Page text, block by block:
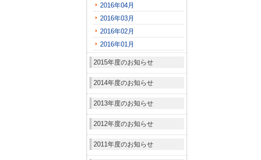
2016年04月
2016年03月
2016年02月
2016年01月
2015年度のお知らせ
2014年度のお知らせ
2013年度のお知らせ
2012年度のお知らせ
2011年度のお知らせ